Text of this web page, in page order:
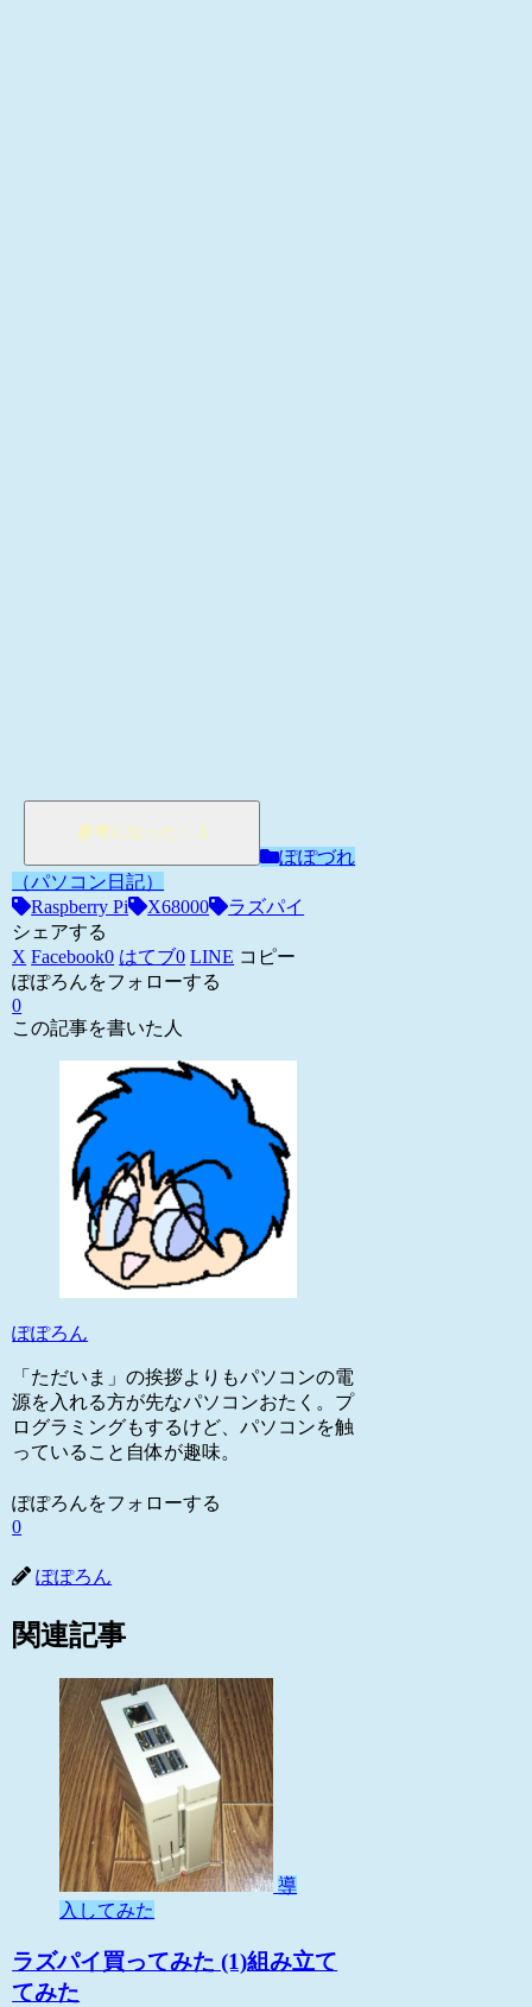
ぽぽづれ
（パソコン日記）
Raspberry Pi
X68000
ラズパイ
シェアする
X Facebook0 はてブ0 LINE コピー
ぽぽろんをフォローする
0
この記事を書いた人
ぽぽろん
「ただいま」の挨拶よりもパソコンの電
源を入れる方が先なパソコンおたく。プ
ログラミングもするけど、パソコンを触
っていること自体が趣味。
ぽぽろんをフォローする
0
ぽぽろん
関連記事
導
入してみた
ラズパイ買ってみた (1)組み立て
てみた